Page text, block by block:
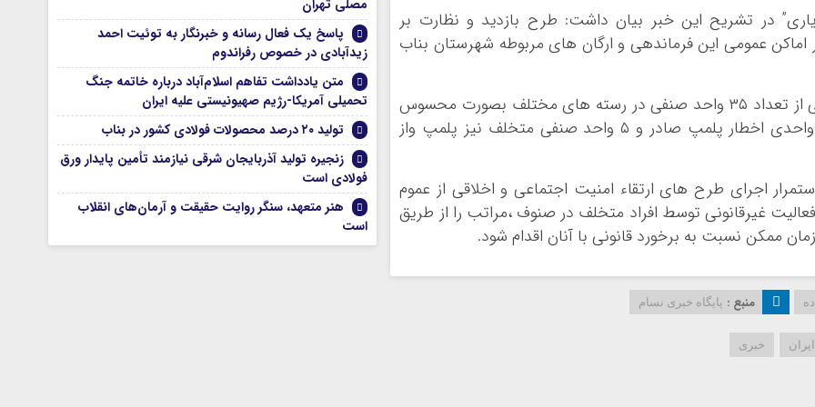
در تشريح اين خبر بیان داشت: طرح بازدید و نظارت بر
عمومی این فرماندهی و ارگان های مربوطه شهرستان بناب
وی افزود : در اجرای این طرح نظارتی و کنترلی از تعداد ۳۵ واحد صنفی در رسته های مختلف بصورت محسوس
و غیرمحسوس بازدید و به ۱۱ واحد تذکر و ۶ واحدی اخطار پلمپ صادر و ۵ واحد صنفی متخلف نیز پلمپ واز
اجرای طرح های ارتقاء امنيت اجتماعي و اخلاقی از عموم
غیرقانونی توسط افراد متخلف در صنوف ،مراتب را از طریق
منبع : پایگاه خبری نسام
ایران خبری
مصلی تهران
پاسخ یک فعال رسانه و خبرنگار به توئیت احمد
زیدآبادی در خصوص رفراندوم
متن یادداشت تفاهم اسلام‌آباد درباره خاتمه جنگ
تحمیلی آمریکا-رژیم صهیونیستی علیه ایران
تولید ۲۰ درصد محصولات فولادی کشور در بناب
زنجیره تولید آذربایجان شرقی نیازمند تأمین پایدار ورق
فولادی است
هنر متعهد، سنگر روایت حقیقت و آرمان‌های انقلاب
است